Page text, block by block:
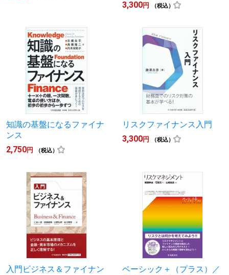
3,300円 （税込）
知識の基盤になるファイナ
ンス
2,750円 （税込）
リスクファイナンス入門
3,300円 （税込）
入門ビジネス＆ファイナン
ベーシック＋（プラス）／